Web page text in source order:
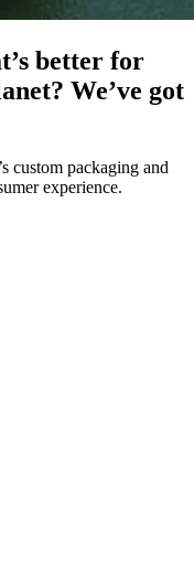
better for
We’ve got
custom packaging and
experience.